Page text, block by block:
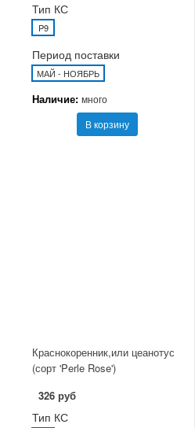
Тип КС
P9
Период поставки
МАЙ - НОЯБРЬ
Наличие: много
В корзину
Краснокоренник,или цеанотус
(сорт 'Perle Rose')
326 руб
Тип КС